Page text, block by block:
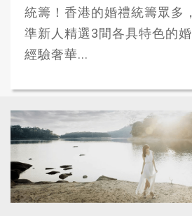
統籌！香港的婚禮統籌眾多
準新人精選3間各具特色的
經驗奢華...